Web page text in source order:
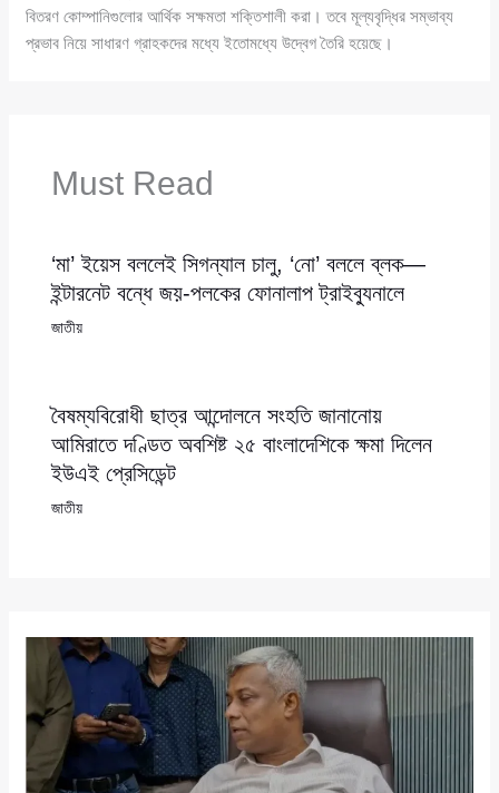
বিতরণ কোম্পানিগুলোর আর্থিক সক্ষমতা শক্তিশালী করা। তবে মূল্যবৃদ্ধির সম্ভাব্য
প্রভাব নিয়ে সাধারণ গ্রাহকদের মধ্যে ইতোমধ্যে উদ্বেগ তৈরি হয়েছে।
Must Read
‘মা’ ইয়েস বললেই সিগন্যাল চালু, ‘নো’ বললে ব্লক—
ইন্টারনেট বন্ধে জয়-পলকের ফোনালাপ ট্রাইব্যুনালে
জাতীয়
বৈষম্যবিরোধী ছাত্র আন্দোলনে সংহতি জানানোয়
আমিরাতে দণ্ডিত অবশিষ্ট ২৫ বাংলাদেশিকে ক্ষমা দিলেন
ইউএই প্রেসিডেন্ট
জাতীয়